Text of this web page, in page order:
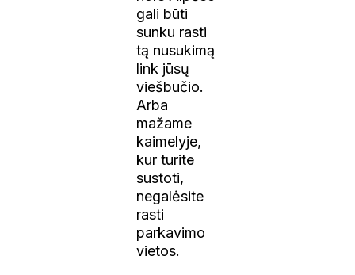
gali būti
sunku rasti
tą nusukimą
link jūsų
viešbučio.
Arba
mažame
kaimelyje,
kur turite
sustoti,
negalėsite
rasti
parkavimo
vietos.